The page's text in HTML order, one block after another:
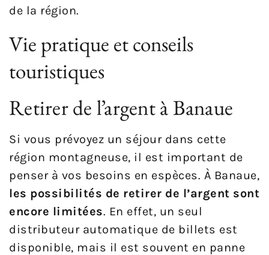
de la région.
Vie pratique et conseils
touristiques
Retirer de l’argent à Banaue
Si vous prévoyez un séjour dans cette
région montagneuse, il est important de
penser à vos besoins en espèces. À Banaue,
les possibilités de retirer de l’argent sont
encore limitées. En effet, un seul
distributeur automatique de billets est
disponible, mais il est souvent en panne